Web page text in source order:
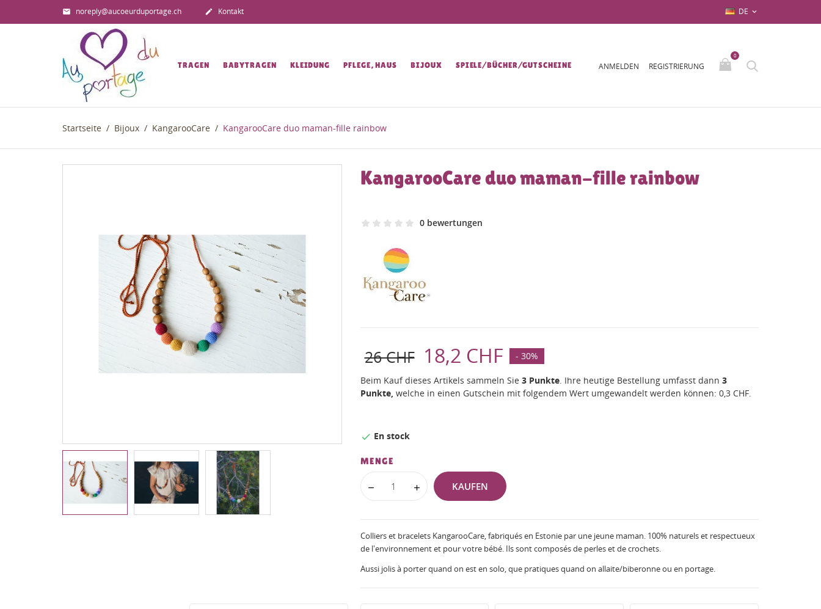
 noreply@aucoeurduportage.ch  Kontakt DE 
TRAGEN BABYTRAGEN KLEIDUNG PFLEGE, HAUS BIJOUX SPIELE/BÜCHER/GUTSCHEINE ANMELDEN REGISTRIERUNG
0
Startseite Bijoux KangarooCare KangarooCare duo maman-fille rainbow
KangarooCare duo maman-fille rainbow
0 bewertungen
26 CHF 18,2 CHF - 30%
Beim Kauf dieses Artikels sammeln Sie 3Punkte. Ihre heutige Bestellung umfasst dann 3
Punkte, welche in einen Gutschein mit folgendem Wert umgewandelt werden können: 0,3 CHF.
 En stock
MENGE
KAUFEN
Colliers et bracelets KangarooCare, fabriqués en Estonie par une jeune maman. 100% naturels et respectueux
de l'environnement et pour votre bébé. Ils sont composés de perles et de crochets.
Aussi jolis à porter quand on est en solo, que pratiques quand on allaite/biberonne ou en portage.